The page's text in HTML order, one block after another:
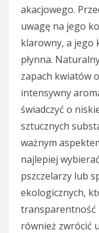
akacjowego.
uwagę na jego
klarowny, a jego
płynna.
zapach kwiatów
intensywny
świadczyć o
sztucznych
ważnym
najlepiej
pszczelarzy lub
ekologicznych,
transparentność
również zwrócić